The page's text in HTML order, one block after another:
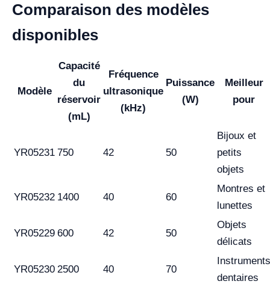
Comparaison des modèles
disponibles
Modèle
Capacité
du
réservoir
(mL)
Fréquence
ultrasonique
(kHz)
Puissance
(W)
Meilleur
pour
YR05231 750 42 50
Bijoux et
petits
objets
YR05232 1400 40 60
Montres et
lunettes
YR05229 600 42 50
Objets
délicats
YR05230 2500 40 70
Instruments
dentaires